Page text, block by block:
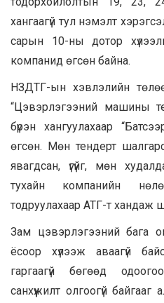
хангаагүй тул нэмэлт
сарын 10-ны дотор
компанид өгсөн байна.
НЗДТГ-ын хэвлэлийн
“Цэвэрлэгээний машины
бүрэн хангуулахаар
өгсөн. Мөн тендерт
явагдсан, үгүйг, мөн
тухайн компанийн
тодруулахаар АТГ-т хандаж
Зам цэвэрлэгээний бага
ёсоор хүлээж аваагүй
гаргаагүй бөгөөд
санхүүжилт олгоогүй